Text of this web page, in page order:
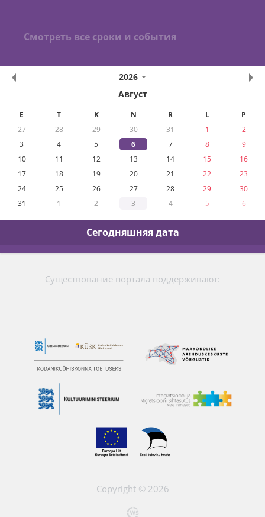
Смотреть все сроки и события
2026
Август
E T K N R L
P
27
28 29 30 31 1
2
3
4 5 6 7 8
9
10
11 12 13 14 15
16
17
18 19 20 21 22
23
24
25 26 27 28 29
30
31
1 2 3 4 5 6
Сегодняшняя дата
Существование портала поддерживают:
Copyright © 2026